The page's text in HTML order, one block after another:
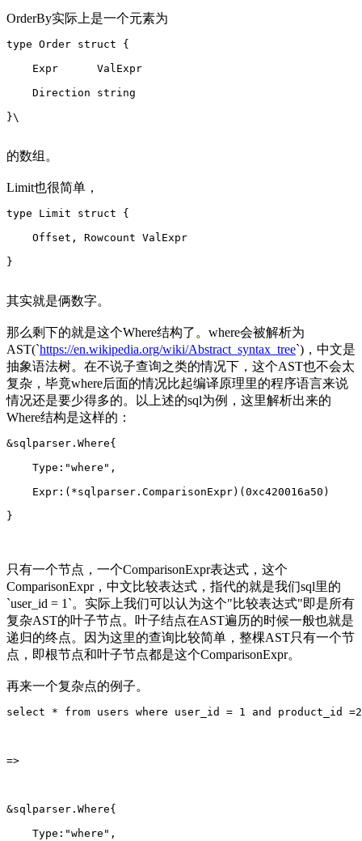
OrderBy实际上是一个元素为
type Order struct {
    Expr      ValExpr
    Direction string
}\
的数组。
Limit也很简单，
type Limit struct {
    Offset, Rowcount ValExpr
}
其实就是俩数字。
那么剩下的就是这个Where结构了。where会被解析为
AST(`https://en.wikipedia.org/wiki/Abstract_syntax_tree`)，中文是
抽象语法树。在不说子查询之类的情况下，这个AST也不会太
复杂，毕竟where后面的情况比起编译原理里的程序语言来说
情况还是要少得多的。以上述的sql为例，这里解析出来的
Where结构是这样的：
&sqlparser.Where{
    Type:"where",
    Expr:(*sqlparser.ComparisonExpr)(0xc420016a50)
}
只有一个节点，一个ComparisonExpr表达式，这个
ComparisonExpr，中文比较表达式，指代的就是我们sql里的
`user_id = 1`。实际上我们可以认为这个"比较表达式"即是所有
复杂AST的叶子节点。叶子结点在AST遍历的时候一般也就是
递归的终点。因为这里的查询比较简单，整棵AST只有一个节
点，即根节点和叶子节点都是这个ComparisonExpr。
再来一个复杂点的例子。
select * from users where user_id = 1 and product_id =2
=>
&sqlparser.Where{
    Type:"where",